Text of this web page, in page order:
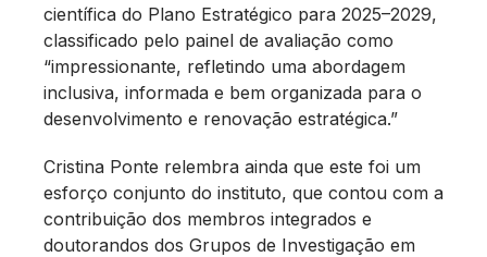
científica do Plano Estratégico para 2025–2029,
classificado pelo painel de avaliação como
“impressionante, refletindo uma abordagem
inclusiva, informada e bem organizada para o
desenvolvimento e renovação estratégica.”
Cristina Ponte relembra ainda que este foi um
esforço conjunto do instituto, que contou com a
contribuição dos membros integrados e
doutorandos dos Grupos de Investigação em